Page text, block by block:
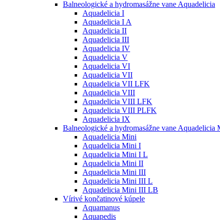
Balneologické a hydromasážne vane Aquadelicia
Aquadelicia I
Aquadelicia I A
Aquadelicia II
Aquadelicia III
Aquadelicia IV
Aquadelicia V
Aquadelicia VI
Aquadelicia VII
Aquadelicia VII LFK
Aquadelicia VIII
Aquadelicia VIII LFK
Aquadelicia VIII PLFK
Aquadelicia IX
Balneologické a hydromasážne vane Aquadelicia
Aquadelicia Mini
Aquadelicia Mini I
Aquadelicia Mini I L
Aquadelicia Mini II
Aquadelicia Mini III
Aquadelicia Mini III L
Aquadelicia Mini III LB
Vírivé končatinové kúpele
Aquamanus
Aquapedis